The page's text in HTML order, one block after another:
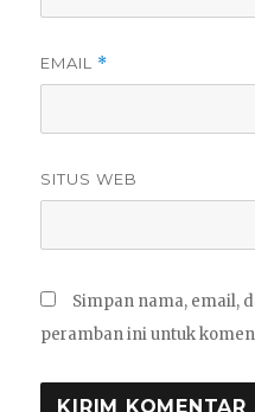
EMAIL *
SITUS WEB
Simpan nama, email,
peramban ini untuk